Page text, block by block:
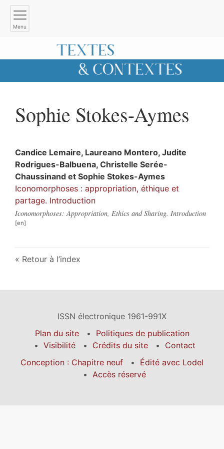
Menu
Sophie Stokes-Aymes
Candice Lemaire, Laureano Montero, Judite
Rodrigues-Balbuena, Christelle Serée-
Chaussinand et Sophie Stokes-Aymes
Iconomorphoses : appropriation, éthique et
partage. Introduction
Iconomorphoses: Appropriation, Ethics and Sharing. Introduction
Retour à l’index
ISSN électronique 1961-991X
Plan du site
Politiques de publication
Visibilité
Crédits du site
Contact
Conception : Chapitre neuf
Édité avec Lodel
Accès réservé